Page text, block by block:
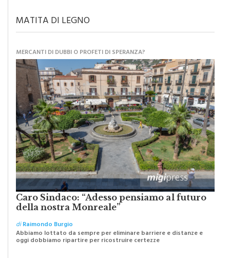
MATITA DI LEGNO
MERCANTI DI DUBBI O PROFETI DI SPERANZA?
Caro Sindaco: “Adesso pensiamo al futuro
della nostra Monreale”
diRaimondo Burgio
Abbiamo lottato da sempre per eliminare barriere e distanze e
oggi dobbiamo ripartire per ricostruire certezze